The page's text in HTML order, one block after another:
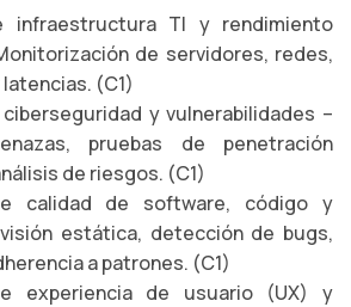
infraestructura TI y rendimiento
de servidores, redes,
(C1)
y vulnerabilidades –
pruebas de penetración
de riesgos. (C1)
calidad de software, código y
estática, detección de bugs,
a patrones. (C1)
experiencia de usuario (UX) y